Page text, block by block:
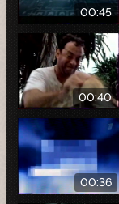
00:45
00:40
00:36